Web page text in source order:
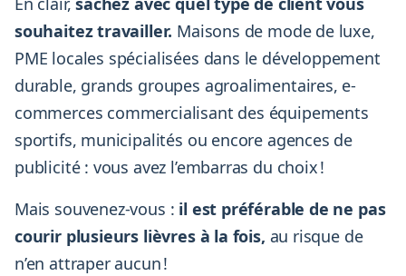
souhaitez travailler. Maisons de mode de luxe,
PME locales spécialisées dans le développement
durable, grands groupes agroalimentaires, e-
commerces commercialisant des équipements
sportifs, municipalités ou encore agences de
publicité : vous avez l’embarras du choix !
Mais souvenez-vous : il est préférable de ne pas
courir plusieurs lièvres à la fois, au risque de
n’en attraper aucun !